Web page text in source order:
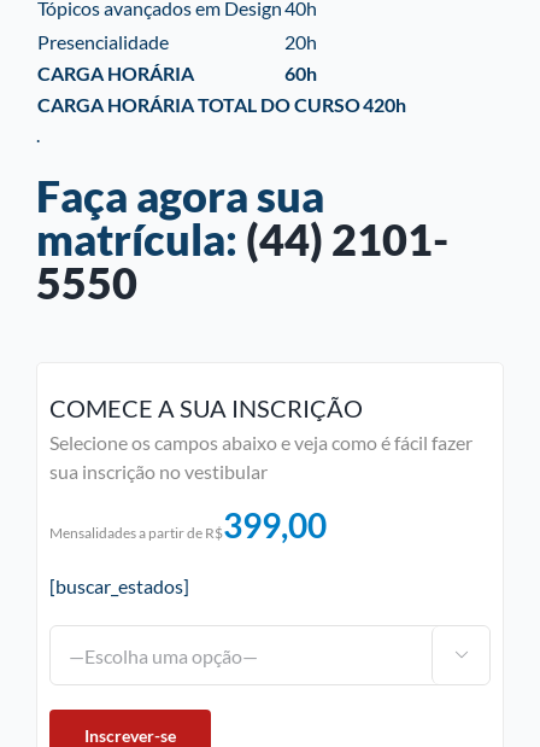
Tópicos avançados em Design40h
Presencialidade
20h
CARGA HORÁRIA
60h
CARGA HORÁRIA TOTAL DO CURSO420h
.
Faça agora sua
matrícula: (44) 2101-
5550
COMECE A SUA INSCRIÇÃO
Selecione os campos abaixo e veja como é fácil fazer
sua inscrição no vestibular
Mensalidades a partir de R$399,00
[buscar_estados]
